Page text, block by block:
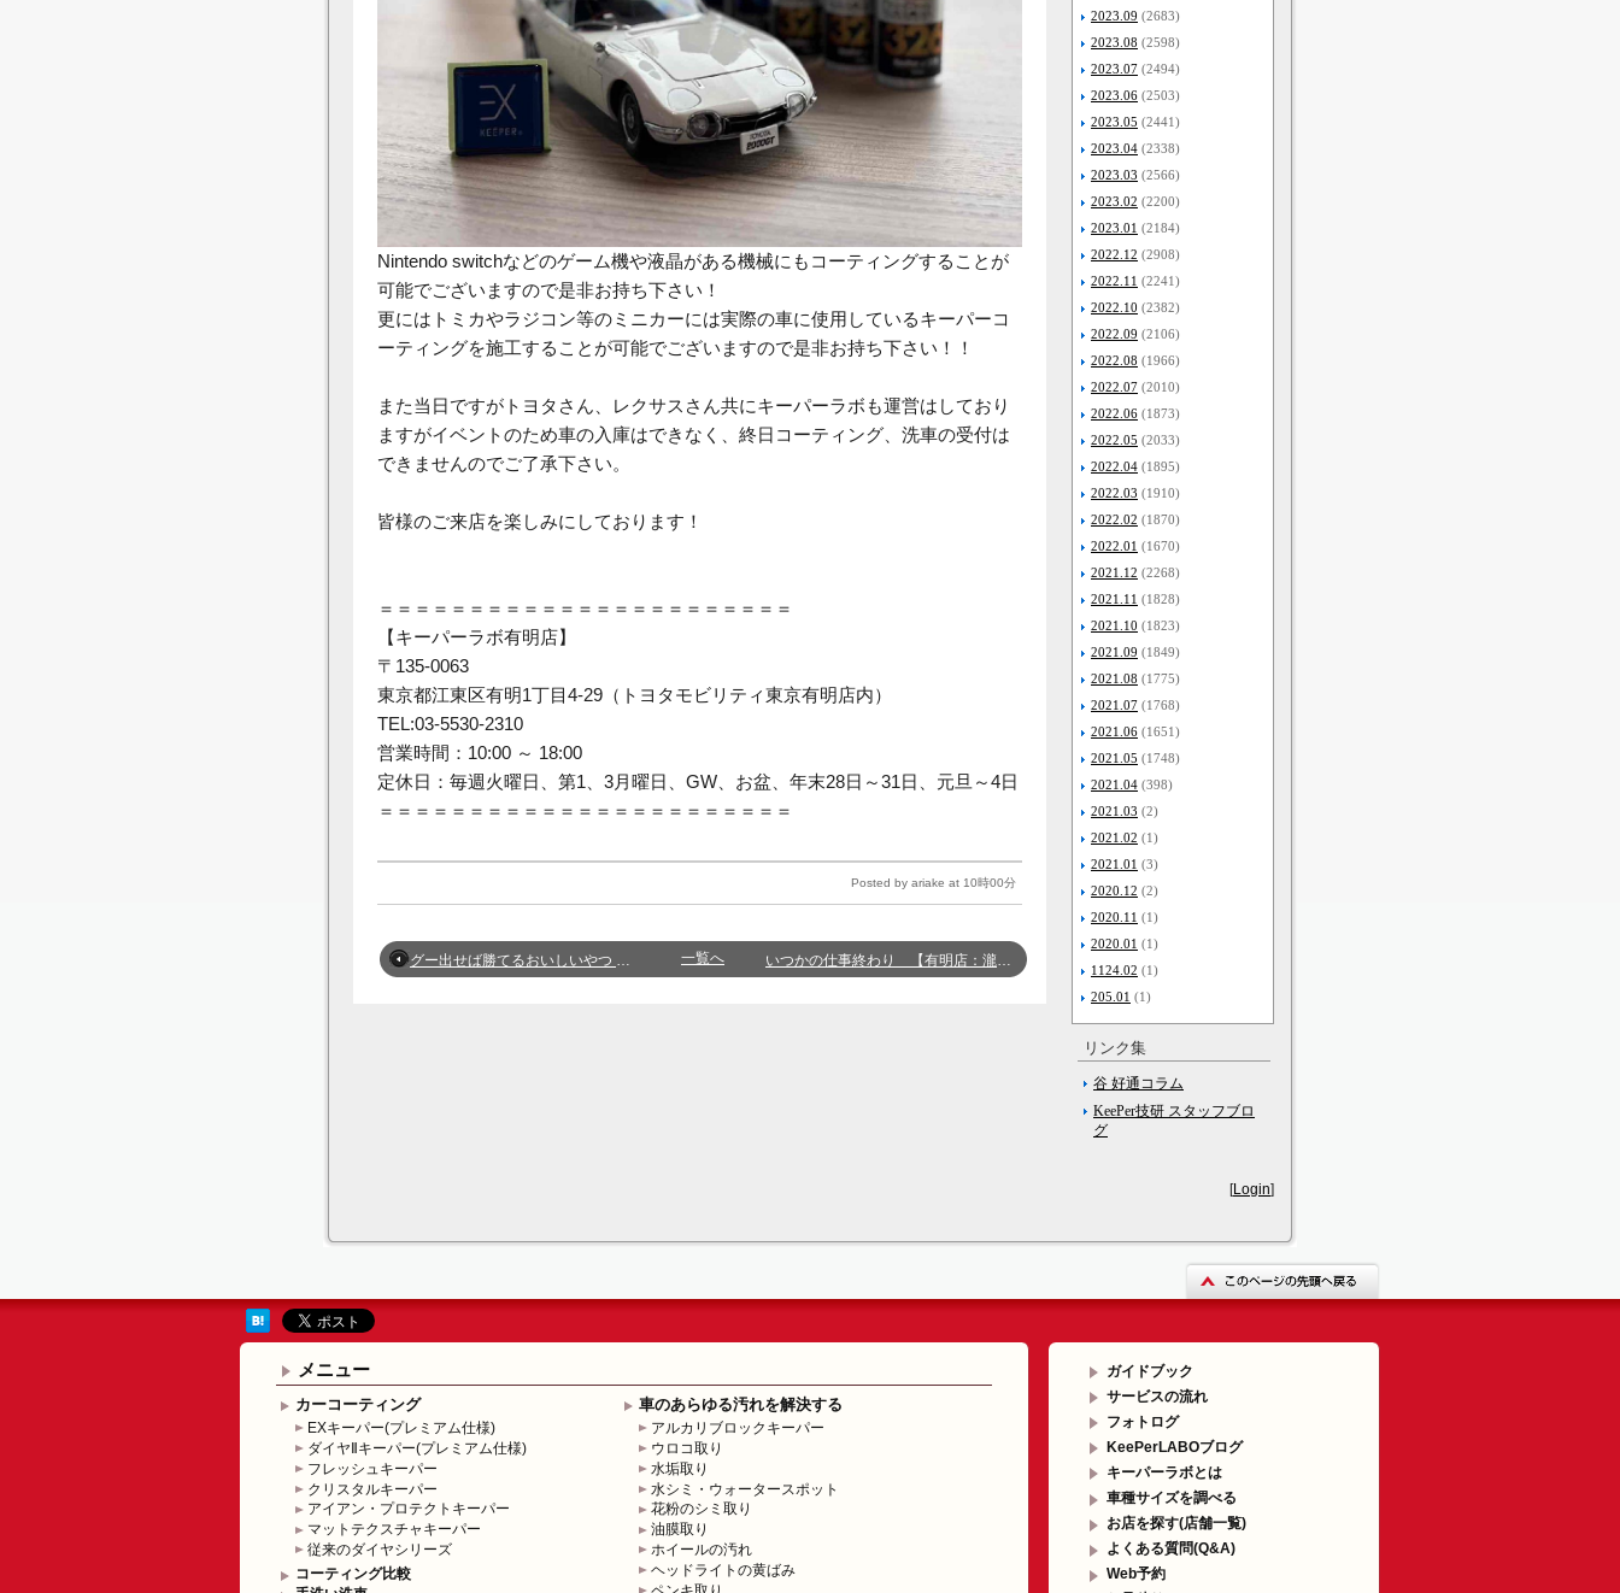
Nintendo switchなどのゲーム機や液晶がある機械にもコーティングすることが
可能でございますので是非お持ち下さい！
更にはトミカやラジコン等のミニカーには実際の車に使用しているキーパーコ
ーティングを施工することが可能でございますので是非お持ち下さい！！
また当日ですがトヨタさん、レクサスさん共にキーパーラボも運営はしており
ますがイベントのため車の入庫はできなく、終日コーティング、洗車の受付は
できませんのでご了承下さい。
皆様のご来店を楽しみにしております！
＝＝＝＝＝＝＝＝＝＝＝＝＝＝＝＝＝＝＝＝＝＝＝
【キーパーラボ有明店】
〒135-0063
東京都江東区有明1丁目4-29（トヨタモビリティ東京有明店内）
TEL:03-5530-2310
営業時間：10:00 ～ 18:00
定休日：毎週火曜日、第1、3月曜日、GW、お盆、年末28日～31日、元旦～4日
＝＝＝＝＝＝＝＝＝＝＝＝＝＝＝＝＝＝＝＝＝＝＝
Posted by ariake at 10時00分
グー出せば勝てるおいしいやつ 有明店 三浦 一覧へ
2023.09 (2683)
2023.08 (2598)
2023.07 (2494)
2023.06 (2503)
2023.05 (2441)
2023.04 (2338)
2023.03 (2566)
2023.02 (2200)
2023.01 (2184)
2022.12 (2908)
2022.11 (2241)
2022.10 (2382)
2022.09 (2106)
2022.08 (1966)
2022.07 (2010)
2022.06 (1873)
2022.05 (2033)
2022.04 (1895)
2022.03 (1910)
2022.02 (1870)
2022.01 (1670)
2021.12 (2268)
2021.11 (1828)
2021.10 (1823)
2021.09 (1849)
2021.08 (1775)
2021.07 (1768)
2021.06 (1651)
2021.05 (1748)
2021.04 (398)
2021.03 (2)
2021.02 (1)
2021.01 (3)
2020.12 (2)
2020.11 (1)
2020.01 (1)
1124.02 (1)
205.01 (1)
リンク集
谷 好通コラム
KeePer技研 スタッフブロ
グ
[Login]
メニュー
カーコーティング
EXキーパー(プレミアム仕様)
ダイヤⅡキーパー(プレミアム仕様)
フレッシュキーパー
クリスタルキーパー
アイアン・プロテクトキーパー
マットテクスチャキーパー
従来のダイヤシリーズ
コーティング比較
車のあらゆる汚れを解決する
アルカリブロックキーパー
ウロコ取り
水垢取り
水シミ・ウォータースポット
花粉のシミ取り
油膜取り
ホイールの汚れ
ヘッドライトの黄ばみ
ガイドブック
サービスの流れ
フォトログ
KeePerLABOブログ
キーパーラボとは
車種サイズを調べる
お店を探す(店舗一覧)
よくある質問(Q&A)
Web予約